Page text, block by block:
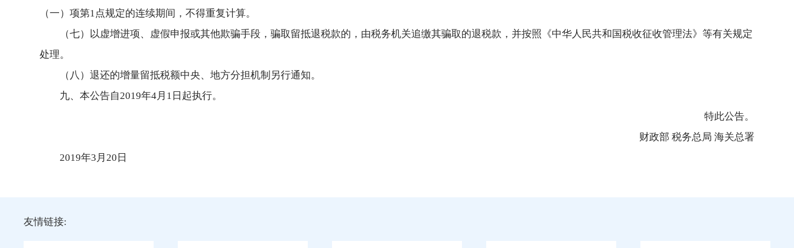
（一）项第1点规定的连续期间，不得重复计算。
（七）以虚增进项、虚假申报或其他欺骗手段，骗取留抵退税款的，由税务机关追缴其骗取的退税款，并按照《中华人民共和国税收征收管理法》等有关规定
处理。
（八）退还的增量留抵税额中央、地方分担机制另行通知。
九、本公告自2019年4月1日起执行。
特此公告。
财政部 税务总局 海关总署
2019年3月20日
友情链接: